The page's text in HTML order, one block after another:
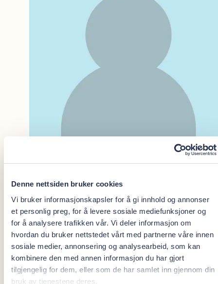
Denne nettsiden bruker cookies
Vi bruker informasjonskapsler for å gi innhold og annonser
et personlig preg, for å levere sosiale mediefunksjoner og
for å analysere trafikken vår. Vi deler informasjon om
hvordan du bruker nettstedet vårt med partnerne våre innen
sosiale medier, annonsering og analysearbeid, som kan
kombinere den med annen informasjon du har gjort
tilgjengelig for dem, eller som de har samlet inn gjennom din
bruk av tjenestene deres.
Kristin R. Skinnes
Tannlege
Oris Dental Lillehammer